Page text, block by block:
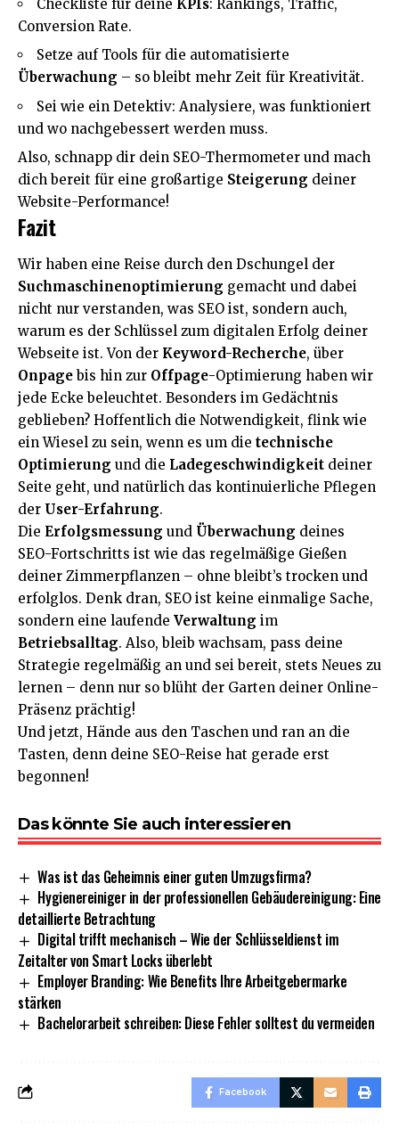
Checkliste für deine KPIs: Rankings, Traffic,
Conversion Rate.
Setze auf Tools für die automatisierte
Überwachung – so bleibt mehr Zeit für Kreativität.
Sei wie ein Detektiv: Analysiere, was funktioniert
und wo nachgebessert werden muss.
Also, schnapp dir dein SEO-Thermometer und mach
dich bereit für eine großartige Steigerung deiner
Website-Performance!
Fazit
Wir haben eine Reise durch den Dschungel der
Suchmaschinenoptimierung gemacht und dabei
nicht nur verstanden, was SEO ist, sondern auch,
warum es der Schlüssel zum digitalen Erfolg deiner
Webseite ist. Von der Keyword-Recherche, über
Onpagebis hin zur Offpage-Optimierung haben wir
jede Ecke beleuchtet. Besonders im Gedächtnis
geblieben? Hoffentlich die Notwendigkeit, flink wie
ein Wiesel zu sein, wenn es um die technische
Optimierung und die Ladegeschwindigkeit deiner
Seite geht, und natürlich das kontinuierliche Pflegen
der User-Erfahrung.
Die Erfolgsmessung und Überwachung deines
SEO-Fortschritts ist wie das regelmäßige Gießen
deiner Zimmerpflanzen – ohne bleibt’s trocken und
erfolglos. Denk dran, SEO ist keine einmalige Sache,
sondern eine laufende Verwaltung im
Betriebsalltag. Also, bleib wachsam, pass deine
Strategie regelmäßig an und sei bereit, stets Neues zu
lernen – denn nur so blüht der Garten deiner Online-
Präsenz prächtig!
Und jetzt, Hände aus den Taschen und ran an die
Tasten, denn deine SEO-Reise hat gerade erst
begonnen!
Das könnte Sie auch interessieren
Was ist das Geheimnis einer guten Umzugsfirma?
Hygienereiniger in der professionellen Gebäudereinigung: Eine
detaillierte Betrachtung
Digital trifft mechanisch – Wie der Schlüsseldienst im
Zeitalter von Smart Locks überlebt
Employer Branding: Wie Benefits Ihre Arbeitgebermarke
stärken
Bachelorarbeit schreiben: Diese Fehler solltest du vermeiden
Facebook